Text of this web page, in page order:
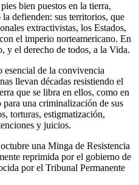
bien puestos en la tierra,
defienden: sus territorios, que
extractivistas, los Estados,
el imperio norteamericano. En
y el derecho de todos, a la Vida.
esencial de la convivencia
llevan décadas resistiendo el
que se libra en ellos, como en
una criminalización de sus
torturas, estigmatización,
y juicios.
una Minga de Resistencia
reprimida por el gobierno de
por el Tribunal Permanente